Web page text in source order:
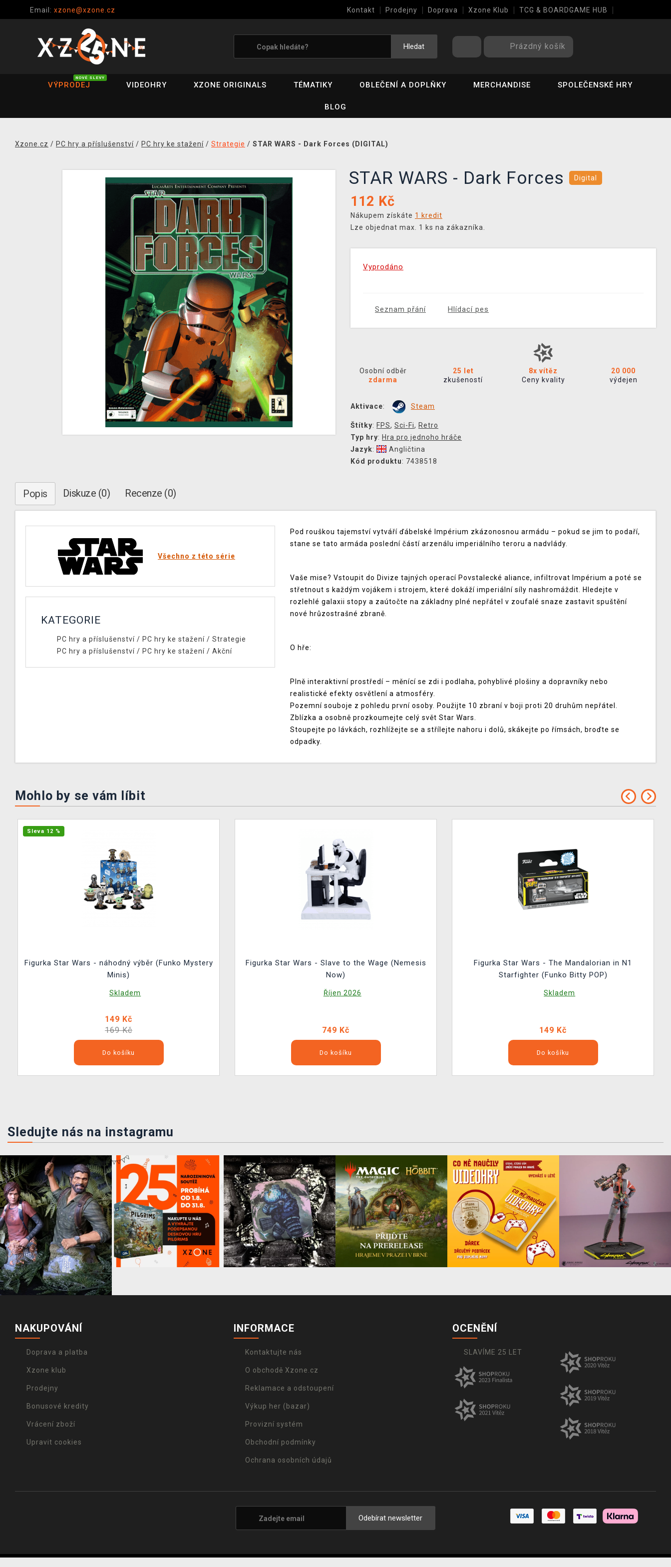
Email: xzone@xzone.cz Kontakt Prodejny Doprava Xzone Klub TCG & BOARDGAME HUB
Hledat Prázdný košík
VÝPRODEJ
NOVÉ SLEVY
VIDEOHRY XZONE ORIGINALS TÉMATIKY OBLEČENÍ A DOPLŇKY MERCHANDISE SPOLEČENSKÉ HRY
BLOG
Xzone.cz / PC hry a příslušenství / PC hry ke stažení / Strategie / STAR WARS - Dark Forces (DIGITAL)
STAR WARS - Dark Forces Digital
112 Kč
Nákupem získáte 1 kredit
Lze objednat max. 1 ks na zákazníka.
Vyprodáno
Seznam přání Hlídací pes
Osobní odběr
zdarma
25 let
zkušeností
8x vítěz
Ceny kvality
20 000
výdejen
Aktivace: Steam
Štítky: FPS, Sci-Fi, Retro
Typ hry: Hra pro jednoho hráče
Jazyk:
Angličtina
Kód produktu: 7438518
Popis Diskuze (0) Recenze (0)
Všechno z této série
KATEGORIE
PC hry a příslušenství/ PC hry ke stažení/ Strategie
PC hry a příslušenství/ PC hry ke stažení/ Akční
Pod rouškou tajemství vytváří ďábelské Impérium zkázonosnou armádu – pokud se jim to podaří,
stane se tato armáda poslední částí arzenálu imperiálního teroru a nadvlády.
Vaše mise? Vstoupit do Divize tajných operací Povstalecké aliance, infiltrovat Impérium a poté se
střetnout s každým vojákem i strojem, které dokáží imperiální síly nashromáždit. Hledejte v
rozlehlé galaxii stopy a zaútočte na základny plné nepřátel v zoufalé snaze zastavit spuštění
nové hrůzostrašné zbraně.
O hře:
Plně interaktivní prostředí – měnící se zdi i podlaha, pohyblivé plošiny a dopravníky nebo
realistické efekty osvětlení a atmosféry.
Pozemní souboje z pohledu první osoby. Použijte 10 zbraní v boji proti 20 druhům nepřátel.
Zblízka a osobně prozkoumejte celý svět Star Wars.
Stoupejte po lávkách, rozhlížejte se a střílejte nahoru i dolů, skákejte po římsách, broďte se
odpadky.
Mohlo by se vám líbit
Sleva 12 %
Figurka Star Wars - náhodný výběr (Funko Mystery
Minis)
Skladem
149 Kč
169 Kč
Do košíku
Figurka Star Wars - Slave to the Wage (Nemesis
Now)
Říjen 2026
749 Kč
Do košíku
Figurka Star Wars - The Mandalorian in N1
Starfighter (Funko Bitty POP)
Skladem
149 Kč
Do košíku
Sledujte nás na instagramu
NAKUPOVÁNÍ
Doprava a platba
Xzone klub
Prodejny
Bonusové kredity
Vrácení zboží
Upravit cookies
INFORMACE
Kontaktujte nás
O obchodě Xzone.cz
Reklamace a odstoupení
Výkup her (bazar)
Provizní systém
Obchodní podmínky
Ochrana osobních údajů
OCENĚNÍ
SLAVÍME 25 LET
Odebírat newsletter